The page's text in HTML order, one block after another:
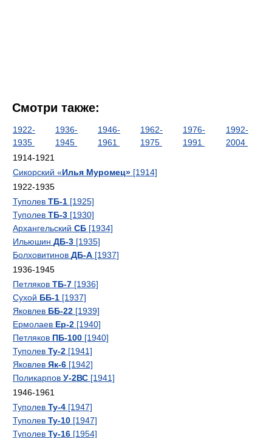
Смотри также:
1922-
1935
1936-
1945
1946-
1961
1962-
1975
1976-
1991
1992-
2004
1914-1921
Сикорский «Илья Муромец» [1914]
1922-1935
Туполев ТБ-1 [1925]
Туполев ТБ-3 [1930]
Архангельский СБ [1934]
Ильюшин ДБ-3 [1935]
Болховитинов ДБ-А [1937]
1936-1945
Петляков ТБ-7 [1936]
Сухой ББ-1 [1937]
Яковлев ББ-22 [1939]
Ермолаев Ер-2 [1940]
Петляков ПБ-100 [1940]
Туполев Ту-2 [1941]
Яковлев Як-6 [1942]
Поликарпов У-2ВС [1941]
1946-1961
Туполев Ту-4 [1947]
Туполев Ту-10 [1947]
Туполев Ту-16 [1954]